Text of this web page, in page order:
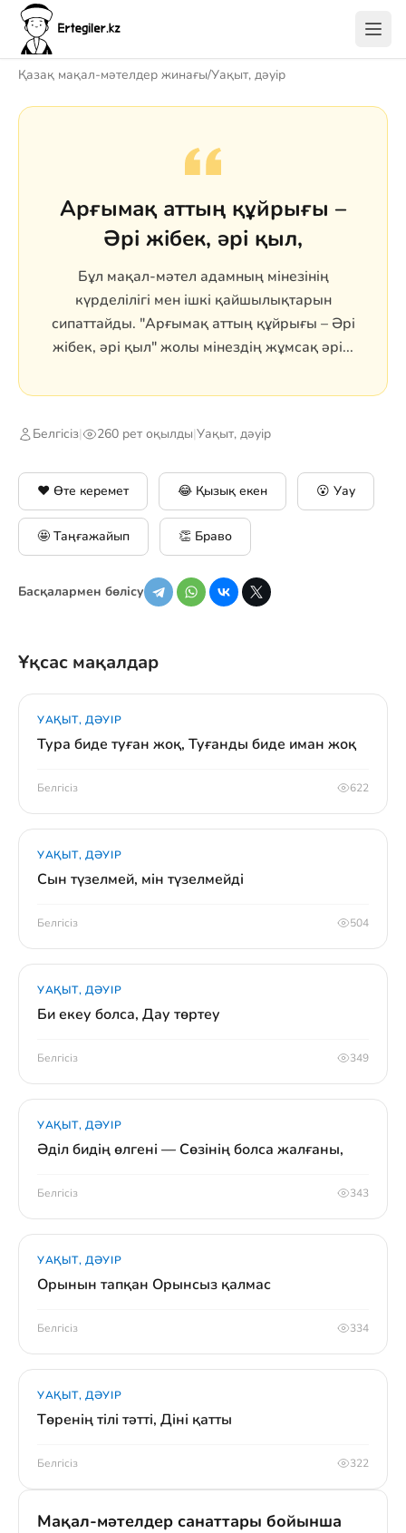
Қазақ мақал-мәтелдер жинағы/Уақыт, дәуір
Арғымақ аттың құйрығы –
Әрі жібек, әрі қыл,
Бұл мақал-мәтел адамның мінезінің
күрделілігі мен ішкі қайшылықтарын
сипаттайды. "Арғымақ аттың құйрығы – Әрі
жібек, әрі қыл" жолы мінездің жұмсақ әрі...
Белгісіз| 260 рет оқылды|Уақыт, дәуір
❤️ Өте керемет 😂 Қызық екен 😮 Уау
🤩 Таңғажайып 👏 Браво
Басқалармен бөлісу
Ұқсас мақалдар
УАҚЫТ, ДӘУІР
Тура биде туған жоқ, Туғанды биде иман жоқ
Белгісіз 622
УАҚЫТ, ДӘУІР
Сын түзелмей, мін түзелмейді
Белгісіз 504
УАҚЫТ, ДӘУІР
Би екеу болса, Дау төртеу
Белгісіз 349
УАҚЫТ, ДӘУІР
Әділ бидің өлгені — Сөзінің болса жалғаны,
Белгісіз 343
УАҚЫТ, ДӘУІР
Орынын тапқан Орынсыз қалмас
Белгісіз 334
УАҚЫТ, ДӘУІР
Төренің тілі тәтті, Діні қатты
Белгісіз 322
Мақал-мәтелдер санаттары бойынша